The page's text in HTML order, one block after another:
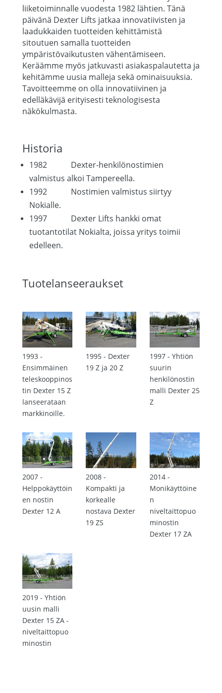
liiketoiminnalle vuodesta 1982 lähtien. Tänä
päivänä Dexter Lifts jatkaa innovatiivisten ja
laadukkaiden tuotteiden kehittämistä
sitoutuen samalla tuotteiden
ympäristövaikutusten vähentämiseen.
Keräämme myös jatkuvasti asiakaspalautetta ja
kehitämme uusia malleja sekä ominaisuuksia.
Tavoitteemme on olla innovatiivinen ja
edelläkävijä erityisesti teknologisesta
näkökulmasta.
Historia
1982 Dexter-henkilönostimien
valmistus alkoi Tampereella.
1992 Nostimien valmistus siirtyy
Nokialle.
1997 Dexter Lifts hankki omat
tuotantotilat Nokialta, joissa yritys toimii
edelleen.
Tuotelanseeraukset
1993 -
Ensimmäinen
teleskooppinos
tin Dexter 15 Z
lanseerataan
markkinoille.
1995 - Dexter
19 Z ja 20 Z
1997 - Yhtiön
suurin
henkilönostin
malli Dexter 25
Z
2007 -
Helppokäyttöin
en nostin
Dexter 12 A
2008 -
Kompakti ja
korkealle
nostava Dexter
19 ZS
2014 -
Monikäyttöine
n
niveltaittopuo
minostin
Dexter 17 ZA
2019 - Yhtiön
uusin malli
Dexter 15 ZA -
niveltaittopuo
minostin